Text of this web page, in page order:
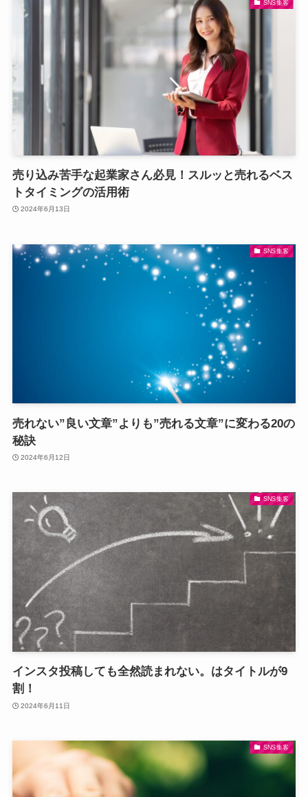
SNS集客
売り込み苦手な起業家さん必見！スルッと売れるベス
トタイミングの活用術
2024年6月13日
SNS集客
売れない”良い文章”よりも”売れる文章”に変わる20の
秘訣
2024年6月12日
SNS集客
インスタ投稿しても全然読まれない。はタイトルが9
割！
2024年6月11日
SNS集客